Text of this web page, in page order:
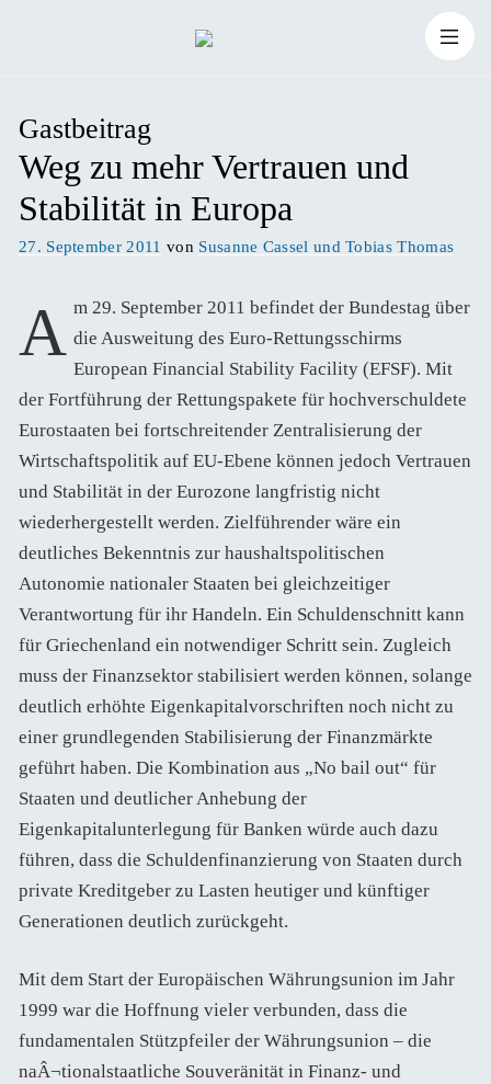
Inhaltnach:
Gastbeitrag
Weg zu mehr Vertrauen und
Stabilität in Europa
Veröffentlicht
27. September 2011 von Susanne Cassel und Tobias Thomas
Am 29. September 2011 befindet der Bundestag über die Ausweitung des Euro-Rettungsschirms
European Financial Stability Facility (EFSF). Mit
der Fortführung der Rettungspakete für hochverschuldete
Eurostaaten bei fortschreitender Zentralisierung der
Wirtschaftspolitik auf EU-Ebene können jedoch Vertrauen
und Stabilität in der Eurozone langfristig nicht
wiederhergestellt werden. Zielführender wäre ein
deutliches Bekenntnis zur haushaltspolitischen
Autonomie nationaler Staaten bei gleichzeitiger
Verantwortung für ihr Handeln. Ein Schuldenschnitt kann
für Griechenland ein notwendiger Schritt sein. Zugleich
muss der Finanzsektor stabilisiert werden können, solange
deutlich erhöhte Eigenkapitalvorschriften noch nicht zu
einer grundlegenden Stabilisierung der Finanzmärkte
geführt haben. Die Kombination aus „No bail out“ für
Staaten und deutlicher Anhebung der
Eigenkapitalunterlegung für Banken würde auch dazu
führen, dass die Schuldenfinanzierung von Staaten durch
private Kreditgeber zu Lasten heutiger und künftiger
Generationen deutlich zurückgeht.
Mit dem Start der Europäischen Währungsunion im Jahr
1999 war die Hoffnung vieler verbunden, dass die
fundamentalen Stützpfeiler der Währungsunion – die
naÂ¬tionalstaatliche Souveränität in Finanz- und